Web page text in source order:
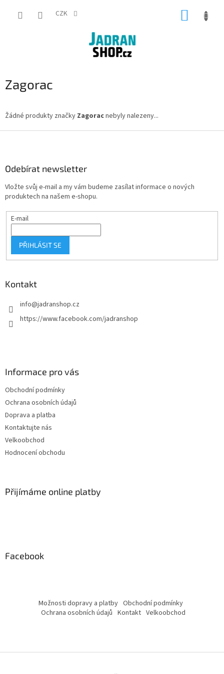
CZK
Zagorac
Žádné produkty značky Zagoracnebyly nalezeny...
Odebírat newsletter
Vložte svůj e-mail a my vám budeme zasílat informace o nových
produktech na našem e-shopu.
E-mail
PŘIHLÁSIT SE
Kontakt
info@jadranshop.cz
https://www.facebook.com/jadranshop
Informace pro vás
Obchodní podmínky
Ochrana osobních údajů
Doprava a platba
Kontaktujte nás
Velkoobchod
Hodnocení obchodu
Přijímáme online platby
Facebook
Možnosti dopravy a platby Obchodní podmínky
Ochrana osobních údajů Kontakt Velkoobchod